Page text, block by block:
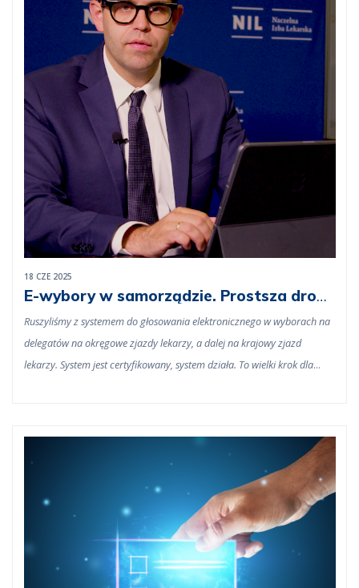
18 CZE 2025
E-wybory w samorządzie. Prostsza droga
wyborczy
Ruszyliśmy z systemem do głosowania elektronicznego w wyborach na
delegatów na okręgowe zjazdy lekarzy, a dalej na krajowy zjazd
lekarzy. System jest certyfikowany, system działa. To wielki krok dla
zaznacza prezes Naczelnej Rady Lekarskiej Łukasz